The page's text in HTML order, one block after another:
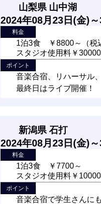
山梨県 山中湖
2024年08月23日(金)～
料金
1泊3食 ￥8800～（税
スタジオ使用料￥30000
ポイント
音楽合宿、リハーサル
最終日はライブ開催！
新潟県 石打
2024年08月23日(金)～
料金
1泊3食 ￥7700～
スタジオ使用料￥10000
ポイント
音楽合宿で学生さんに